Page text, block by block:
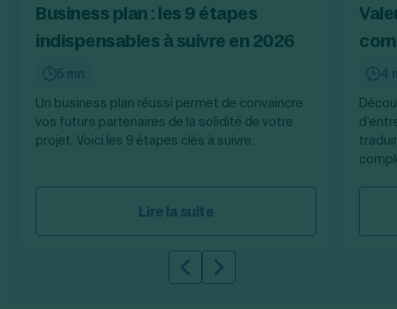
Business plan : les 9 étapes
indispensables à suivre en 2026
5 mn
Un business plan réussi permet de convaincre
vos futurs partenaires de la solidité de votre
projet. Voici les 9 étapes clés à suivre.
Lire la suite
4
Slide précédente
Slide suivante